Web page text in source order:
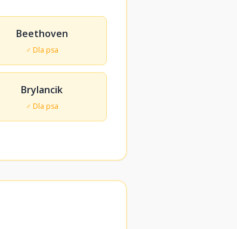
Beethoven
♂ Dla psa
Brylancik
♂ Dla psa